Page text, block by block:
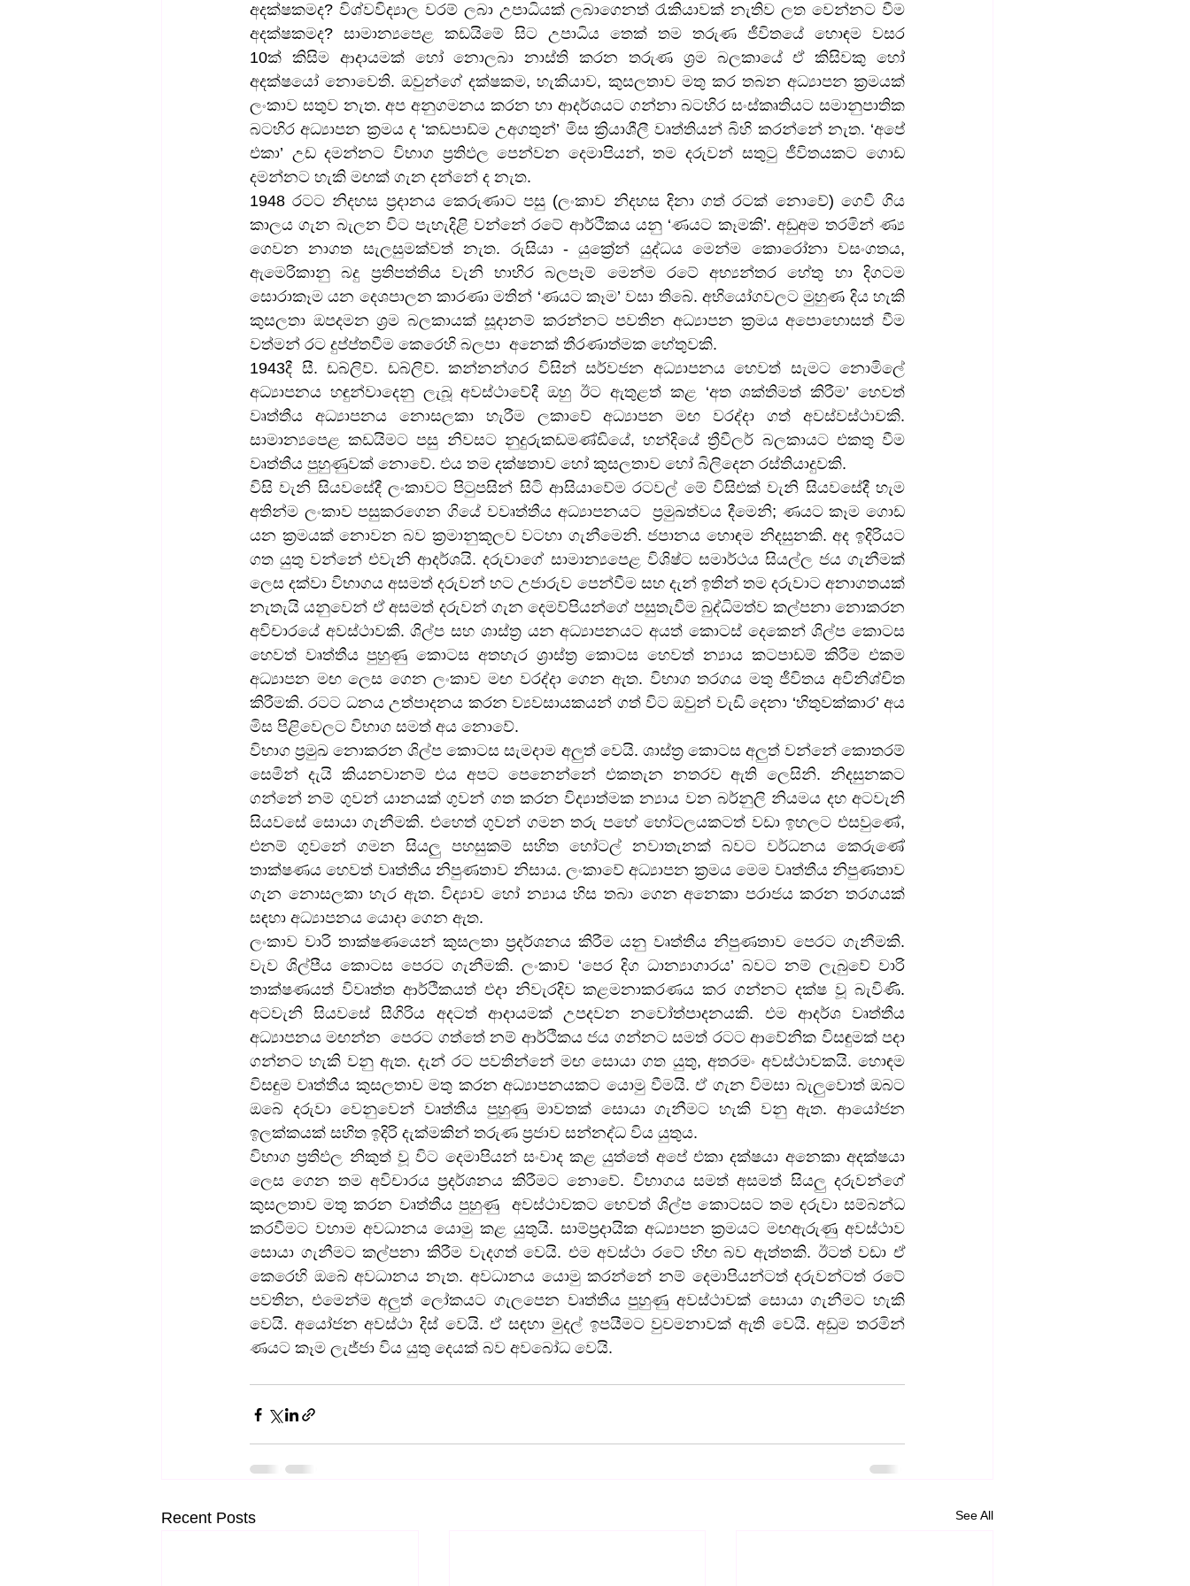
අදක්ෂකමද? විශ්වවිද්‍යාල වරම් ලබා උපාධියක් ලබාගෙනත් රැකියාවක් නැතිව ලත වෙන්නට වීම
අදක්ෂකමද? සාමාන්‍යපෙළ කඩයිමේ සිට උපාධිය තෙක් තම තරුණ ජීවිතයේ හොඳම වසර
10ක් කිසිම ආදායමක් හෝ නොලබා නාස්ති කරන තරුණ ශ්‍රම බලකායේ ඒ කිසිවකු හෝ
අදක්ෂයෝ නොවෙති. ඔවුන්ගේ දක්ෂකම, හැකියාව, කුසලතාව මතු කර තබන අධ්‍යාපන ක්‍රමයක්
ලංකාව සතුව නැත. අප අනුගමනය කරන හා ආදර්ශයට ගන්නා බටහිර සංස්කෘතියට සමානුපාතික
බටහිර අධ්‍යාපන ක්‍රමය ද ‘කඩපාඩ්ම උඅගතුන්’ මිස ක්‍රියාශීලී වෘත්තියන් බිහි කරන්නේ නැත. ‘අපේ
එකා’ උඩ දමන්නට විභාග ප්‍රතිඵල පෙන්වන දෙමාපියන්, තම දරුවන් සතුටු ජීවිතයකට ගොඩ
දමන්නට හැකි මඟක් ගැන දන්නේ ද නැත.
1948 රටට නිදහස ප්‍රදානය කෙරුණාට පසු (ලංකාව නිදහස දිනා ගත් රටක් නොවේ) ගෙවී ගිය
කාලය ගැන බැලන විට පැහැදිළි වන්නේ රටේ ආර්ථිකය යනු ‘ණයට කෑමකි’. අඩුඅම තරමින් ණ්‍ය
ගෙවන නාගත සැලසුමක්වත් නැත. රුසියා - යුක්‍රේන් යුද්ධය මෙන්ම කොරෝනා වසංගතය,
ඇමෙරිකානු බදු ප්‍රතිපත්තිය වැනි භාහිර බලපෑම් මෙන්ම රටේ අභ්‍යන්තර හේතු හා දිගටම
සොරාකෑම යන දෙශපාලන කාරණා මතින් ‘ණයට කෑම’ වසා තිබේ. අභියෝගවලට මුහුණ දිය හැකි
කුසලතා ඔපදමන ශ්‍රම බලකායක් සූදානම් කරන්නට පවතින අධ්‍යාපන ක්‍රමය අපොහොසත් වීම
වත්මන් රට දුප්ප්තවීම කෙරෙහි බලපා  අනෙක් තීරණාත්මක හේතුවකි.
1943දී සී. ඩබ්ලිව්. ඩබ්ලිව්. කන්නන්ගර විසින් සර්වජන අධ්‍යාපනය හෙවත් සැමට නොමිලේ
අධ්‍යාපනය හඳුන්වාදෙනු ලැබූ අවස්ථාවේදී ඔහු ඊට ඇතුළත් කළ ‘අත ශක්තිමත් කිරීම’ හෙවත්
වෘත්තීය අධ්‍යාපනය නොසලකා හැරීම ලකාවේ අධ්‍යාපන මඟ වරද්‍දා ගත් අවස්වස්ථාවකි.
සාමාන්‍යපෙළ කඩයිමට පසු නිවසට නුදුරුකඩමණ්ඩියේ, හන්දියේ ත්‍රීවීලර් බලකායට එකතු වීම
වෘත්තීය පුහුණුවක් නොවේ. එය තම දක්ෂතාව හෝ කුසලතාව හෝ බිලිදෙන රස්තියාදුවකි.
විසි වැනි සියවසේදී ලංකාවට පිටුපසින් සිටි ආසියාවේම රටවල් මේ විසිඑක් වැනි සියවසේදී හැම
අතින්ම ලංකාව පසුකරගෙන ගියේ වවෘත්තීය අධ්‍යාපනයට  ප්‍රමුඛත්වය දීමෙනි; ණයට කෑම ගොඩ
යන ක්‍රමයක් නොවන බව ක්‍රමානුකූලව වටහා ගැනීමෙනි. ජපානය හොඳම නිදසුනකි. අද ඉදිරියට
ගත යුතු වන්නේ එවැනි ආදර්ශයි. දරුවාගේ සාමාන්‍යපෙළ විශිෂ්ට සමාර්ථය සියල්ල ජය ගැනීමක්
ලෙස දක්වා විභාගය අසමත් දරුවන් හට උජාරුව පෙන්වීම සහ දැන් ඉතින් තම දරුවාට අනාගතයක්
නැතැයි යනුවෙන් ඒ අසමත් දරුවන් ගැන දෙමව්පියන්ගේ පසුතැවීම බුද්ධිමත්ව කල්පනා නොකරන
අවිචාරයේ අවස්ථාවකි. ශිල්ප සහ ශාස්ත්‍ර යන අධ්‍යාපනයට අයත් කොටස් දෙකෙන් ශිල්ප කොටස
හෙවත් වෘත්තීය පුහුණු කොටස අතහැර ශ්‍රාස්ත්‍ර කොටස හෙවත් න්‍යාය කටපාඩම් කිරීම එකම
අධ්‍යාපන මඟ ලෙස ගෙන ලංකාව මඟ වරද්දා ගෙන ඇත. විභාග තරගය මතු ජීවිතය අවිනිශ්චිත
කිරීමකි. රටට ධනය උත්පාදනය කරන ව්‍යවසායකයන් ගත් විට ඔවුන් වැඩි දෙනා ‘හිතුවක්කාර’ අය
මිස පිළිවෙලට විභාග සමත් අය නොවේ.
විභාග ප්‍රමුඛ නොකරන ශිල්ප කොටස සැමදාම අලුත් වෙයි. ශාස්ත්‍ර කොටස අලුත් වන්නේ කොතරම්
සෙමින් දැයි කියනවානම් එය අපට පෙනෙන්නේ එකතැන නතරව ඇති ලෙසිනි. නිදසුනකට
ගන්නේ නම් ගුවන් යානයක් ගුවන් ගත කරන විද්‍යාත්මක න්‍යාය වන බර්නුලි නියමය දහ අටවැනි
සියවසේ සොයා ගැනීමකි. එහෙත් ගුවන් ගමන තරු පහේ හෝටලයකටත් වඩා ඉහලට එසවුණේ,
එනම් ගුවනේ ගමන සියලු පහසුකම් සහිත හෝටල් නවාතැනක් බවට වර්ධනය කෙරුණේ
තාක්ෂණය හෙවත් වෘත්තීය නිපුණතාව නිසාය. ලංකාවේ අධ්‍යාපන ක්‍රමය මෙම වෘත්තීය නිපුණතාව
ගැන නොසලකා හැර ඇත. විද්‍යාව හෝ න්‍යාය හිස තබා ගෙන අනෙකා පරාජය කරන තරගයක්
සඳහා අධ්‍යාපනය යොදා ගෙන ඇත.
ලංකාව වාරි තාක්ෂණයෙන් කුසලතා ප්‍රදර්ශනය කිරීම යනු වෘත්තීය නිපුණතාව පෙරට ගැනීමකි.
වැව ශිල්පීය කොටස පෙරට ගැනීමකි. ලංකාව ‘පෙර දිග ධාන්‍යාගාරය’ බවට නම් ලැබුවේ වාරි
තාක්ෂණයත් විවෘත්ත ආර්ථිකයත් එදා නිවැරදිව කළමනාකරණය කර ගන්නට දක්ෂ වූ බැවිණි.
අටවැනි සියවසේ සීගිරිය අදටත් ආදායමක් උපදවන නවෝත්පාදනයකි. එම ආදර්ශ වෘත්තීය
අධ්‍යාපනය මඟන්න  පෙරට ගත්තේ නම් ආර්ථිකය ජය ගන්නට සමත් රටට ආවේනික විසඳුමක් පදා
ගන්නට හැකි වනු ඇත. දැන් රට පවතින්නේ මඟ සොයා ගත යුතු, අතරමං අවස්ථාවකයි. හොඳම
විසඳුම වෘත්තීය කුසලතාව මතු කරන අධ්‍යාපනයකට යොමු වීමයි. ඒ ගැන විමසා බැලුවොත් ඔබට
ඔබේ දරුවා වෙනුවෙන් වෘත්තීය පුහුණු මාවතක් සොයා ගැනීමට හැකි වනු ඇත. ආයෝජන
ඉලක්කයක් සහිත ඉදිරි දැක්මකින් තරුණ ප්‍රජාව සන්නද්ධ විය යුතුය.
විභාග ප්‍රතිඵල නිකුත් වූ විට දෙමාපියන් සංවාද කළ යුත්තේ අපේ එකා දක්ෂයා අනෙකා අදක්ෂයා
ලෙස ගෙන තම අවිචාරය ප්‍රදර්ශනය කිරීමට නොවේ. විභාගය සමත් අසමත් සියලු දරුවන්ගේ
කුසලතාව මතු කරන වෘත්තීය පුහුණු  අවස්ථාවකට භෙවත් ශිල්ප කොටසට තම දරුවා සම්බන්ධ
කරවීමට වහාම අවධානය යොමු කළ යුතුයි. සාම්ප්‍රදායික අධ්‍යාපන ක්‍රමයට මඟඇරුණු අවස්ථාව
සොයා ගැනීමට කල්පනා කිරීම වැදගත් වෙයි. එම අවස්ථා රටේ හිඟ බව ඇත්තකි. ඊටත් වඩා ඒ
කෙරෙහි ඔබේ අවධානය නැත. අවධානය යොමු කරන්නේ නම් දෙමාපියන්ටත් දරුවන්ටත් රටේ
පවතින, එමෙන්ම අලුත් ලෝකයට ගැලපෙන වෘත්තීය පුහුණු අවස්ථාවක් සොයා ගැනීමට හැකි
වෙයි. අයෝජන අවස්ථා දිස් වෙයි. ඒ සඳහා මුදල් ඉපයීමට වුවමනාවක් ඇති වෙයි. අඩුම තරමින්
ණයට කෑම ලැජ්ජා විය යුතු දෙයක් බව අවබෝධ වෙයි.
Recent Posts See All